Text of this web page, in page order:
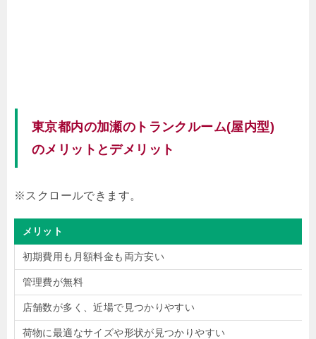
東京都内の加瀬のトランクルーム(屋内型)
のメリットとデメリット
メリット
初期費用も月額料金も両方安い
管理費が無料
店舗数が多く、近場で見つかりやすい
荷物に最適なサイズや形状が見つかりやすい